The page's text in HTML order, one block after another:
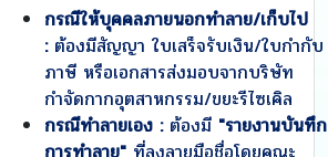
กรณีให้บุคคลภายนอกทำลาย/เก็บไป
:ต้องมีสัญญา ใบเสร็จรับเงิน/ใบกำกับ
ภาษี หรือเอกสารส่งมอบจากบริษัท
กำจัดกากอุตสาหกรรม/ขยะรีไซเคิล
กรณีทำลายเอง :ต้องมี "รายงานบันทึก